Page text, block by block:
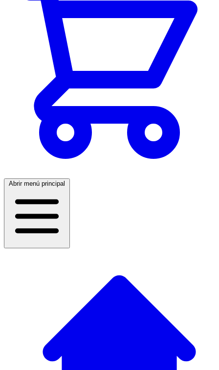
Abrir menú principal